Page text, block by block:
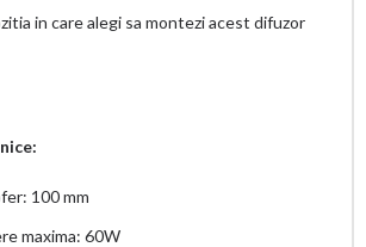
in care alegi sa montezi acest difuzor
100 mm
maxima: 60W